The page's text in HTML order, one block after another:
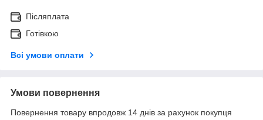
Післяплата
Готівкою
Всі умови оплати
Умови повернення
Повернення товару впродовж 14 днів за рахунок покупця